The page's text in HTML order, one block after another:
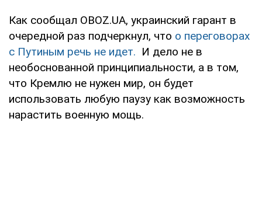
Как сообщал OBOZ.UA, украинский гарант в
очередной раз подчеркнул, что о переговорах
с Путиным речь не идет. И дело не в
необоснованной принципиальности, а в том,
что Кремлю не нужен мир, он будет
использовать любую паузу как возможность
нарастить военную мощь.